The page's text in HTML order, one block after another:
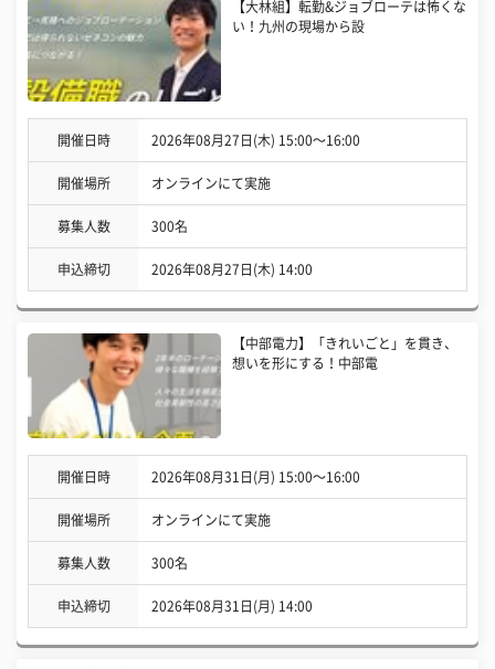
【大林組】転勤&ジョブローテは怖くな
い！九州の現場から設
開催日時 2026年08月27日(木) 15:00〜16:00
開催場所 オンラインにて実施
募集人数 300名
申込締切 2026年08月27日(木) 14:00
【中部電力】「きれいごと」を貫き、
想いを形にする！中部電
開催日時 2026年08月31日(月) 15:00〜16:00
開催場所 オンラインにて実施
募集人数 300名
申込締切 2026年08月31日(月) 14:00